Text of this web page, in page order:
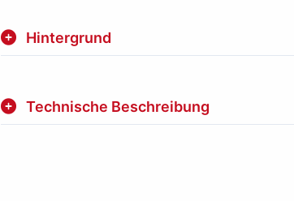
Hintergrund
Technische Beschreibung